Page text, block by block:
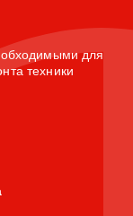
для
техники